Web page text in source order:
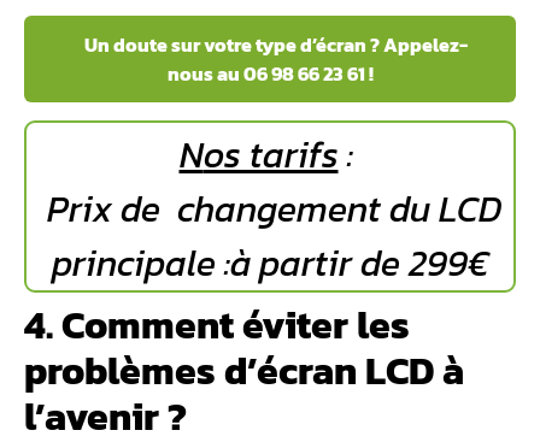
️ Un doute sur votre type d’écran ? Appelez-
nous au 06 98 66 23 61 !
Nos tarifs:
Prix de changement du LCD
principale :à partir de 299€
4. Comment éviter les
problèmes d’écran LCD à
l’avenir ?